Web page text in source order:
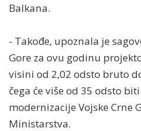
Balkana.
- Takođe, upoznala je
Gore za ovu godinu
visini od 2,02 odsto bruto
čega će više od 35 odsto
modernizacije Vojske Crne
Ministarstva.